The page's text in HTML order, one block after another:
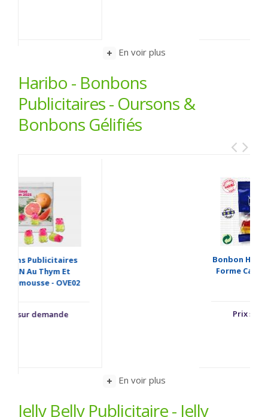
En voir plus
Haribo - Bonbons
Publicitaires - Oursons &
Bonbons Gélifiés
Bonbon Haribo Publicitaire
Forme Camion - TRUCK609
Prix sur demande
En voir plus
Jelly Belly Publicitaire - Jelly